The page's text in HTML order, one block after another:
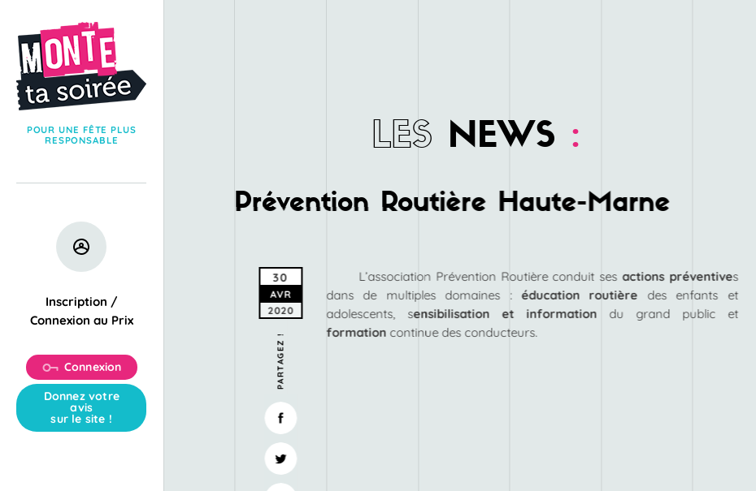
POUR UNE FÊTE PLUS
RESPONSABLE
Inscription /
Connexion au Prix
Connexion
Donnez votre
avis
sur le site !
LES NEWS :
Prévention Routière Haute-Marne
L’association Prévention Routière conduit sesactions préventives
dans de multiples domaines :éducation routière des enfants et
adolescents, sensibilisation et information du grand public et
formation continue des conducteurs.
30
AVR
2020
PARTAGEZ !